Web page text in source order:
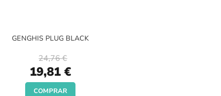
GENGHIS PLUG BLACK
Special
Price
19,81 €
24,76 €
COMPRAR